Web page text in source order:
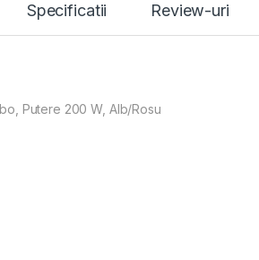
Specificatii Review-uri
Putere 200 W, Alb/Rosu